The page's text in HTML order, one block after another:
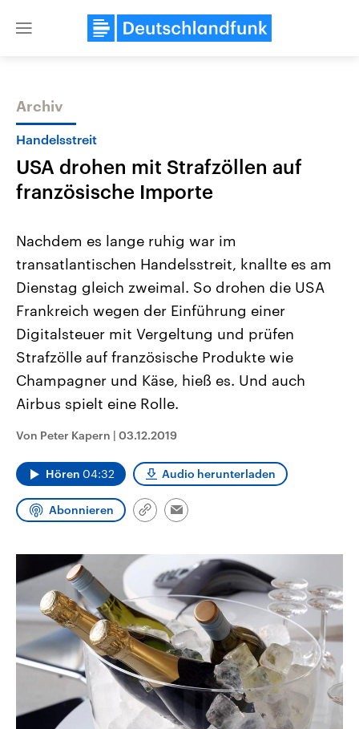
Close
Themen
Landtagswahl Sachsen-Anhalt
2026
Alle Informationen
Sachsen-Anhalt wählt am 6.
September 2026 einen neuen
Landtag. Seit 2021 wird das
Bundesland von einer Koalition aus
Umfragen, Prognosen,
Wahlprogramme, aktuelle Berichte
und Hintergründe zu den Parteien
Wahl.
USA
Aktuelle Beiträge,
Hintergründe
Wirtschaftlich und
gehören die Vereinigten
den mächtigsten Ländern
mit großem Einfluss auf
Sendungen Programm
Archiv
Handelsstreit
USA drohen mit Strafzöllen auf
französische Importe
Nachdem es lange ruhig war im
transatlantischen Handelsstreit, knallte es am
Dienstag gleich zweimal. So drohen die USA
Frankreich wegen der Einführung einer
Digitalsteuer mit Vergeltung und prüfen
Strafzölle auf französische Produkte wie
Champagner und Käse, hieß es. Und auch
Airbus spielt eine Rolle.
Von Peter Kapern | 03.12.2019
Hören 04:32 Audio herunterladen
Abonnieren
Link
Email